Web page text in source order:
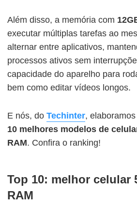
Além disso, a memória com
executar múltiplas tarefas ao
alternar entre aplicativos,
processos ativos sem
capacidade do aparelho para
bem como editar vídeos longos.
E nós, do Techinter,
10 melhores modelos de
RAM. Confira o ranking!
Top 10: melhor celular
RAM